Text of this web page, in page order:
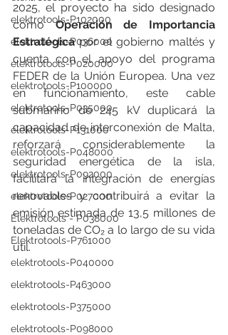
elektrotools-P102000
elektrotools-P036000
elektrotools-P020000
elektrotools-P100000
elektrotools-P035000
elektrotools-P131000
elektrotools-P048000
elektrotools-P092000
elektrotools-P027000
Elektrotools - P038000
Elektrotools-P761000
elektrotools-P040000
elektrotools-P463000
elektrotools-P375000
elektrotools-P098000
2025, el proyecto ha sido designado
como Operación de Importancia
Estratégica por el gobierno maltés y
cuenta con el apoyo del programa
FEDER de la Unión Europea. Una vez
en funcionamiento, este cable
submarino de 245 kV duplicará la
capacidad de interconexión de Malta,
reforzará considerablemente la
seguridad energética de la isla,
facilitará la integración de energías
renovables y contribuirá a evitar la
emisión estimada de 13,5 millones de
toneladas de CO₂ a lo largo de su vida
útil.